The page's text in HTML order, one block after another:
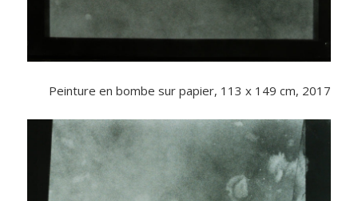
Peinture en bombe sur papier, 113 x 149 cm, 2017